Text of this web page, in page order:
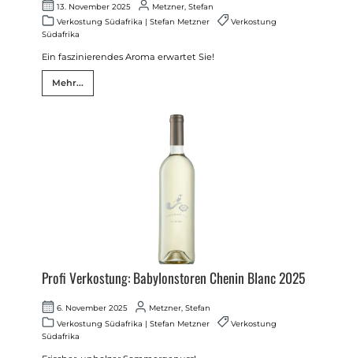
13. November 2025
Metzner, Stefan
Verkostung Südafrika | Stefan Metzner
Verkostung
Südafrika
Ein faszinierendes Aroma erwartet Sie!
Mehr...
Profi Verkostung: Babylonstoren Chenin Blanc 2025
6. November 2025
Metzner, Stefan
Verkostung Südafrika | Stefan Metzner
Verkostung
Südafrika